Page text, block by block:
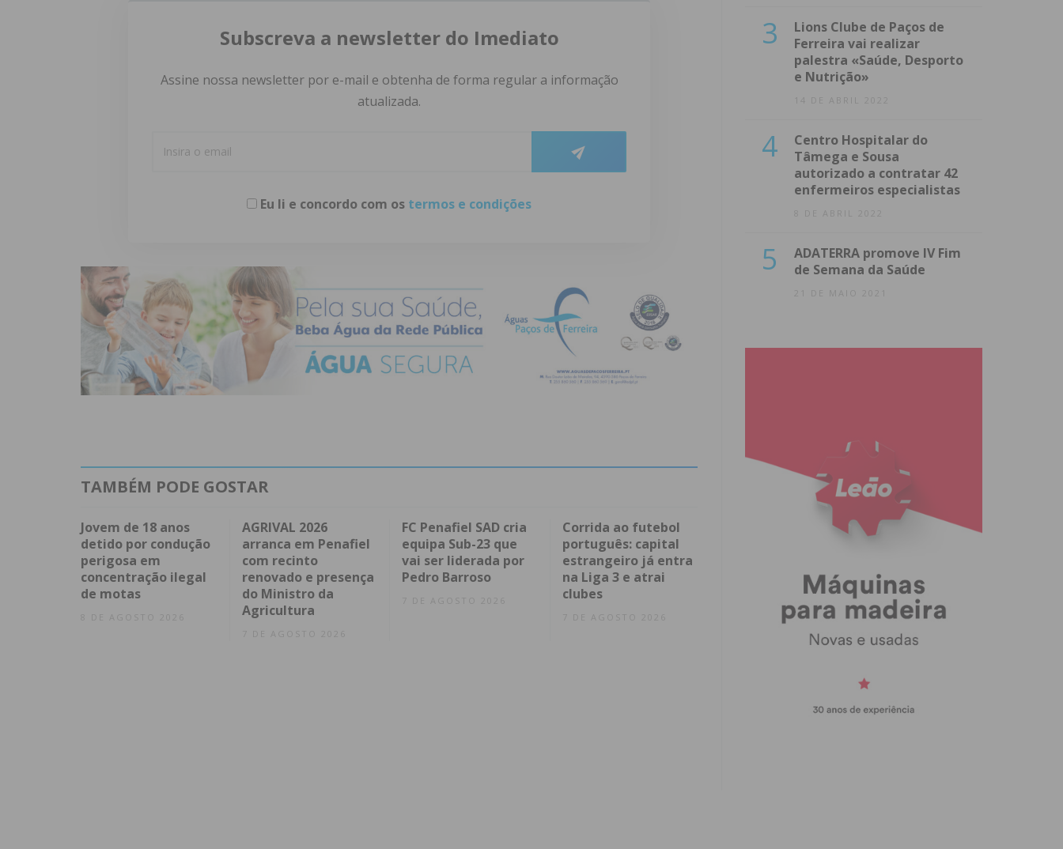
Subscreva a newsletter do Imediato
Assine nossa newsletter por e-mail e obtenha de forma regular a informação
atualizada.
Eu li e concordo com os termos e condições
TAMBÉM PODE GOSTAR
Jovem de 18 anos
detido por condução
perigosa em
concentração ilegal
de motas
8 DE AGOSTO 2026
AGRIVAL 2026
arranca em Penafiel
com recinto
renovado e presença
do Ministro da
Agricultura
7 DE AGOSTO 2026
FC Penafiel SAD cria
equipa Sub-23 que
vai ser liderada por
Pedro Barroso
7 DE AGOSTO 2026
Corrida ao futebol
português: capital
estrangeiro já entra
na Liga 3 e atrai
clubes
7 DE AGOSTO 2026
3
Lions Clube de Paços de
Ferreira vai realizar
palestra «Saúde, Desporto
e Nutrição»
14 DE ABRIL 2022
4
Centro Hospitalar do
Tâmega e Sousa
autorizado a contratar 42
enfermeiros especialistas
8 DE ABRIL 2022
5
ADATERRA promove IV Fim
de Semana da Saúde
21 DE MAIO 2021